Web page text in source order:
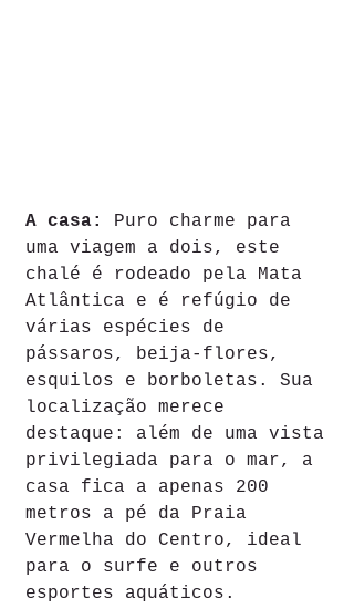
A casa: Puro charme para
uma viagem a dois, este
chalé é rodeado pela Mata
Atlântica e é refúgio de
várias espécies de
pássaros, beija-flores,
esquilos e borboletas. Sua
localização merece
destaque: além de uma vista
privilegiada para o mar, a
casa fica a apenas 200
metros a pé da Praia
Vermelha do Centro, ideal
para o surfe e outros
esportes aquáticos.